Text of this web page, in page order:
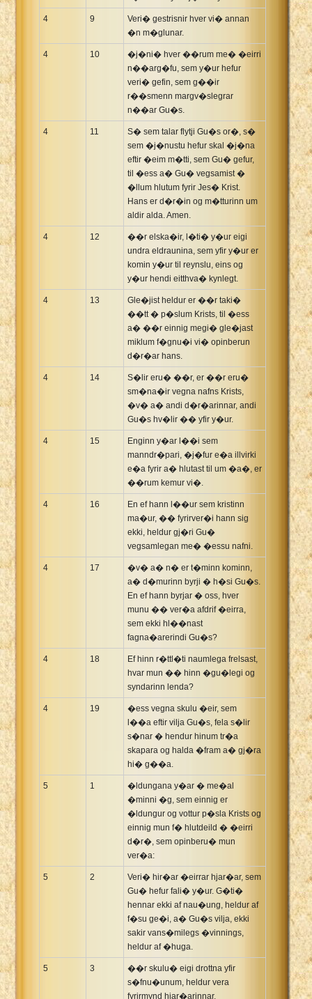
4 9
Veri� gestrisnir hver vi� annan
�n m�glunar.
4 10
�j�ni� hver ��rum me� �eirri
n��arg�fu, sem y�ur hefur
veri� gefin, sem g��ir
r��smenn margv�slegrar
n��ar Gu�s.
4 11
S� sem talar flytji Gu�s or�, s�
sem �j�nustu hefur skal �j�na
eftir �eim m�tti, sem Gu� gefur,
til �ess a� Gu� vegsamist �
�llum hlutum fyrir Jes� Krist.
Hans er d�r�in og m�tturinn um
aldir alda. Amen.
4 12
��r elska�ir, l�ti� y�ur eigi
undra eldraunina, sem yfir y�ur er
komin y�ur til reynslu, eins og
y�ur hendi eitthva� kynlegt.
4 13
Gle�jist heldur er ��r taki�
��tt � p�slum Krists, til �ess
a� ��r einnig megi� gle�jast
miklum f�gnu�i vi� opinberun
d�r�ar hans.
4 14
S�lir eru� ��r, er ��r eru�
sm�na�ir vegna nafns Krists,
�v� a� andi d�r�arinnar, andi
Gu�s hv�lir �� yfir y�ur.
4 15
Enginn y�ar l��i sem
manndr�pari, �j�fur e�a illvirki
e�a fyrir a� hlutast til um �a�, er
��rum kemur vi�.
4 16
En ef hann l��ur sem kristinn
ma�ur, �� fyrirver�i hann sig
ekki, heldur gj�ri Gu�
vegsamlegan me� �essu nafni.
4 17
�v� a� n� er t�minn kominn,
a� d�murinn byrji � h�si Gu�s.
En ef hann byrjar � oss, hver
munu �� ver�a afdrif �eirra,
sem ekki hl��nast
fagna�arerindi Gu�s?
4 18
Ef hinn r�ttl�ti naumlega frelsast,
hvar mun �� hinn �gu�legi og
syndarinn lenda?
4 19
�ess vegna skulu �eir, sem
l��a eftir vilja Gu�s, fela s�lir
s�nar � hendur hinum tr�a
skapara og halda �fram a� gj�ra
hi� g��a.
5 1
�ldungana y�ar � me�al
�minni �g, sem einnig er
�ldungur og vottur p�sla Krists og
einnig mun f� hlutdeild � �eirri
d�r�, sem opinberu� mun
ver�a:
5 2
Veri� hir�ar �eirrar hjar�ar, sem
Gu� hefur fali� y�ur. G�ti�
hennar ekki af nau�ung, heldur af
f�su ge�i, a� Gu�s vilja, ekki
sakir vans�milegs �vinnings,
heldur af �huga.
5 3
��r skulu� eigi drottna yfir
s�fnu�unum, heldur vera
fyrirmynd hjar�arinnar.